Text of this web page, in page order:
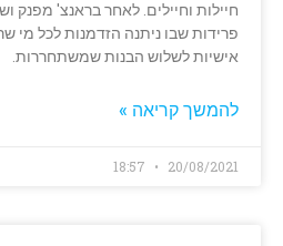
חיילות וחיילים. לאחר בראנצ' מפנק
פרידות שבו ניתנה הזדמנות לכל מי
אישיות לשלוש הבנות שמשתחררות.
להמשך קריאה »
20/08/2021